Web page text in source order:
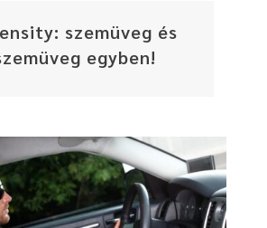
szemüveg és
egyben!